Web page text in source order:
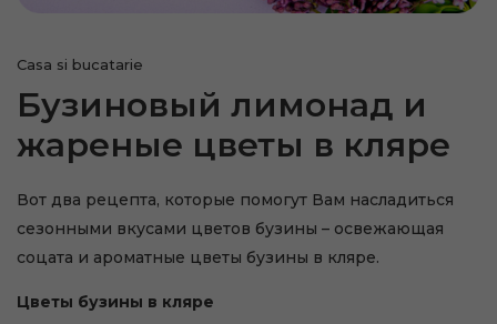
Casa si bucatarie
Бузиновый лимонад и
жареные цветы в кляре
Вот два рецепта, которые помогут Вам насладиться
сезонными вкусами цветов бузины – освежающая
соцата и ароматные цветы бузины в кляре.
Цветы бузины в кляре